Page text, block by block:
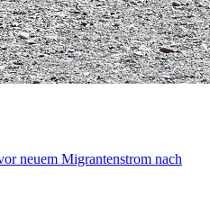
neuem Migrantenstrom nach